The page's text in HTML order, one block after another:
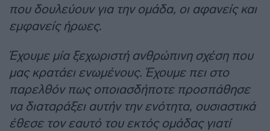
που δουλεύουν για την ομάδα, οι αφανείς και
εμφανείς ήρωες.
Έχουμε μία ξεχωριστή ανθρώπινη σχέση που
μας κρατάει ενωμένους. Έχουμε πει στο
παρελθόν πως οποιασδήποτε προσπάθησε
να διαταράξει αυτήν την ενότητα, ουσιαστικά
έθεσε τον εαυτό του εκτός ομάδας γιατί